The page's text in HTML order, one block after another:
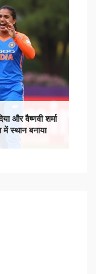
और वैष्णवी शर्मा
स्थान बनाया